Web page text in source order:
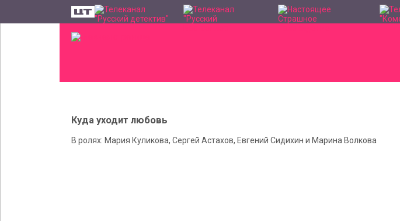
Куда уходит любовь
В ролях: Мария Куликова, Сергей Астахов, Евгений Сидихин и Марина Волкова